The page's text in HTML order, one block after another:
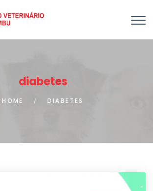
diabetes
HOME DIABETES